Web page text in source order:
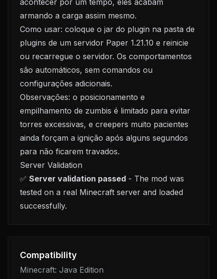
acontecer por um tempo, eles acabam
armando a carga assim mesmo.
Como usar: coloque o jar do plugin na pasta de
plugins de um servidor Paper 1.21.10 e reinicie
ou recarregue o servidor. Os comportamentos
são automáticos, sem comandos ou
configurações adicionais.
Observações: o posicionamento e
empilhamento de zumbis é limitado para evitar
torres excessivas, e creepers muito pacientes
ainda forçam a ignição após alguns segundos
para não ficarem travados.
Server Validation
✅ Server validation passed - The mod was
tested on a real Minecraft server and loaded
successfully.
Compatibility
Minecraft: Java Edition